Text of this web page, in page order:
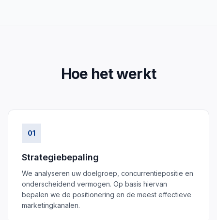
Hoe het werkt
01
Strategiebepaling
We analyseren uw doelgroep, concurrentiepositie en
onderscheidend vermogen. Op basis hiervan
bepalen we de positionering en de meest effectieve
marketingkanalen.